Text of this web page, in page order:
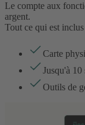
Le compte aux
argent.
Tout ce qui est
Carte
Jusqu'à 10
Outils de